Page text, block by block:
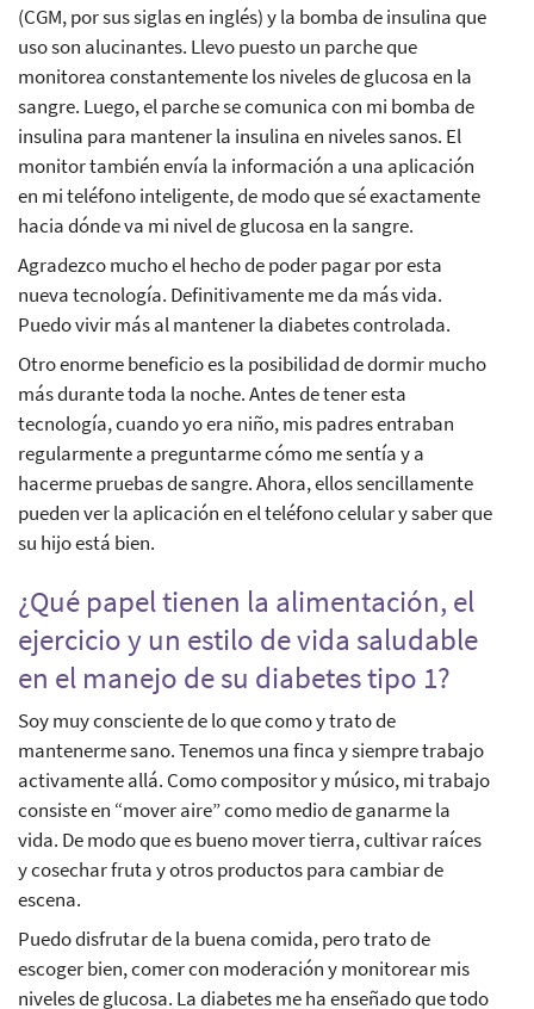
(CGM, por sus siglas en inglés) y la bomba de insulina que
uso son alucinantes. Llevo puesto un parche que
monitorea constantemente los niveles de glucosa en la
sangre. Luego, el parche se comunica con mi bomba de
insulina para mantener la insulina en niveles sanos. El
monitor también envía la información a una aplicación
en mi teléfono inteligente, de modo que sé exactamente
hacia dónde va mi nivel de glucosa en la sangre.
Agradezco mucho el hecho de poder pagar por esta
nueva tecnología. Definitivamente me da más vida.
Puedo vivir más al mantener la diabetes controlada.
Otro enorme beneficio es la posibilidad de dormir mucho
más durante toda la noche. Antes de tener esta
tecnología, cuando yo era niño, mis padres entraban
regularmente a preguntarme cómo me sentía y a
hacerme pruebas de sangre. Ahora, ellos sencillamente
pueden ver la aplicación en el teléfono celular y saber que
su hijo está bien.
¿Qué papel tienen la alimentación, el
ejercicio y un estilo de vida saludable
en el manejo de su diabetes tipo 1?
Soy muy consciente de lo que como y trato de
mantenerme sano. Tenemos una finca y siempre trabajo
activamente allá. Como compositor y músico, mi trabajo
consiste en “mover aire” como medio de ganarme la
vida. De modo que es bueno mover tierra, cultivar raíces
y cosechar fruta y otros productos para cambiar de
escena.
Puedo disfrutar de la buena comida, pero trato de
escoger bien, comer con moderación y monitorear mis
niveles de glucosa. La diabetes me ha enseñado que todo